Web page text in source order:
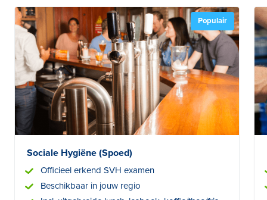
Sociale Hygiëne (Spoed)
Officieel erkend SVH examen
Beschikbaar in jouw regio
Populair